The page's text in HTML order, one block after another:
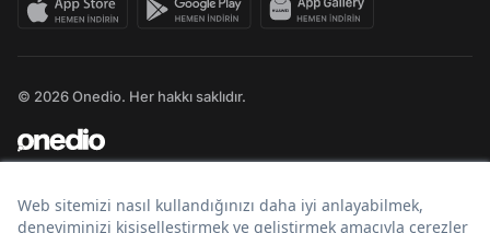
© 2026 Onedio. Her hakkı saklıdır.
Bir markasıdır.